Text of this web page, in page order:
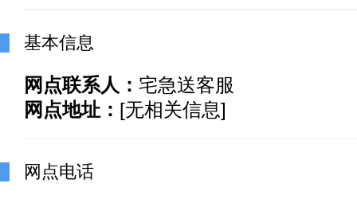
基本信息
网点联系人： 宅急送客服
网点地址： [无相关信息]
网点电话